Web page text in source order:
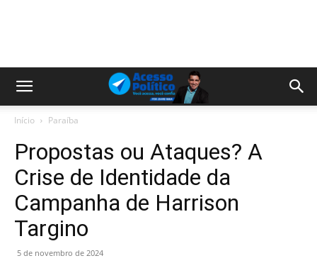
Início Paraíba
Propostas ou Ataques? A
Crise de Identidade da
Campanha de Harrison
Targino
5 de novembro de 2024